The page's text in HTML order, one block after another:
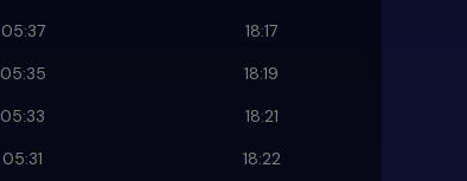
05:37
18:17
05:35
18:19
05:33
18:21
05:31
18:22